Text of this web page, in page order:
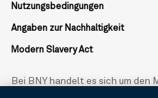
Nutzungsbedingungen
Angaben zur Nachhaltigkeit
Modern Slavery Act
Bei BNY handelt es sich um den